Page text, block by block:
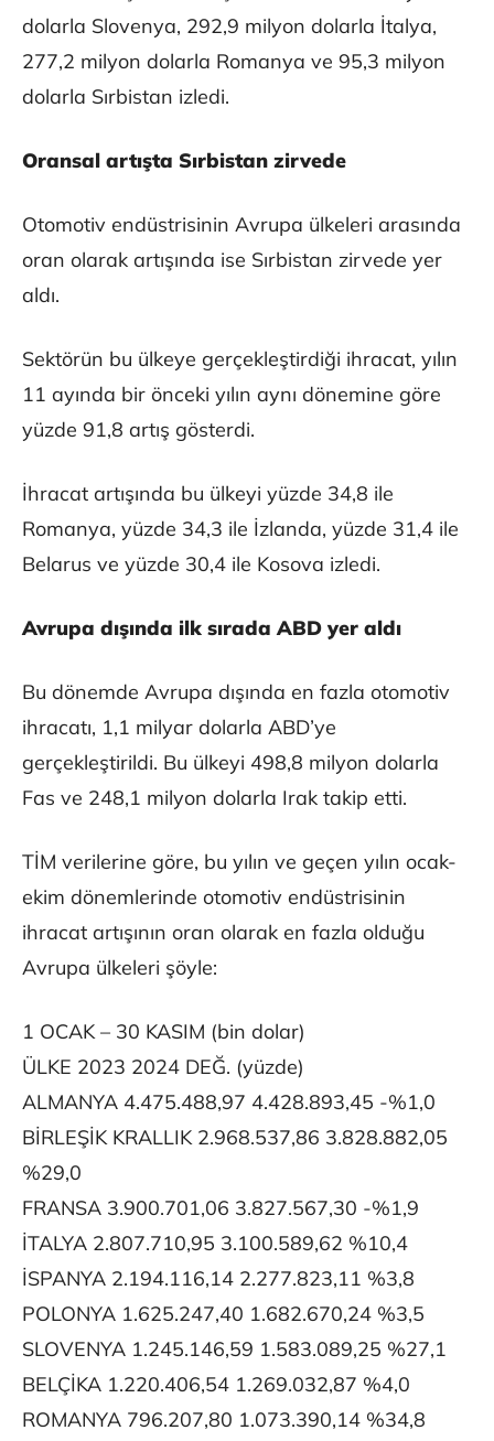
dolarla Slovenya, 292,9 milyon dolarla İtalya,
277,2 milyon dolarla Romanya ve 95,3 milyon
dolarla Sırbistan izledi.
Oransal artışta Sırbistan zirvede
Otomotiv endüstrisinin Avrupa ülkeleri arasında
oran olarak artışında ise Sırbistan zirvede yer
aldı.
Sektörün bu ülkeye gerçekleştirdiği ihracat, yılın
11 ayında bir önceki yılın aynı dönemine göre
yüzde 91,8 artış gösterdi.
İhracat artışında bu ülkeyi yüzde 34,8 ile
Romanya, yüzde 34,3 ile İzlanda, yüzde 31,4 ile
Belarus ve yüzde 30,4 ile Kosova izledi.
Avrupa dışında ilk sırada ABD yer aldı
Bu dönemde Avrupa dışında en fazla otomotiv
ihracatı, 1,1 milyar dolarla ABD’ye
gerçekleştirildi. Bu ülkeyi 498,8 milyon dolarla
Fas ve 248,1 milyon dolarla Irak takip etti.
TİM verilerine göre, bu yılın ve geçen yılın ocak-
ekim dönemlerinde otomotiv endüstrisinin
ihracat artışının oran olarak en fazla olduğu
Avrupa ülkeleri şöyle:
1 OCAK – 30 KASIM (bin dolar)
ÜLKE 2023 2024 DEĞ. (yüzde)
ALMANYA 4.475.488,97 4.428.893,45 -%1,0
BİRLEŞİK KRALLIK 2.968.537,86 3.828.882,05
%29,0
FRANSA 3.900.701,06 3.827.567,30 -%1,9
İTALYA 2.807.710,95 3.100.589,62 %10,4
İSPANYA 2.194.116,14 2.277.823,11 %3,8
POLONYA 1.625.247,40 1.682.670,24 %3,5
SLOVENYA 1.245.146,59 1.583.089,25 %27,1
BELÇİKA 1.220.406,54 1.269.032,87 %4,0
ROMANYA 796.207,80 1.073.390,14 %34,8